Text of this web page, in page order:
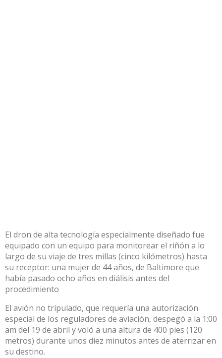
El dron de alta tecnología especialmente diseñado fue
equipado con un equipo para monitorear el riñón a lo
largo de su viaje de tres millas (cinco kilómetros) hasta
su receptor: una mujer de 44 años, de Baltimore que
había pasado ocho años en diálisis antes del
procedimiento
El avión no tripulado, que requería una autorización
especial de los reguladores de aviación, despegó a la 1:00
am del 19 de abril y voló a una altura de 400 pies (120
metros) durante unos diez minutos antes de aterrizar en
su destino.